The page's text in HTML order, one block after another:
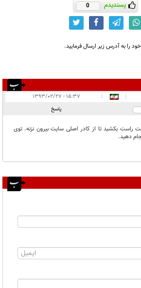
پسندیدم 0
را به آدرس زیر ارسال فرمایید.
|
|
۱۵:۳۷ - ۱۳۹۳/۰۲/۲۷
پاسخ
بکشید تا از کادر اصلی سایت بیرون نزنه. توی
دهید.